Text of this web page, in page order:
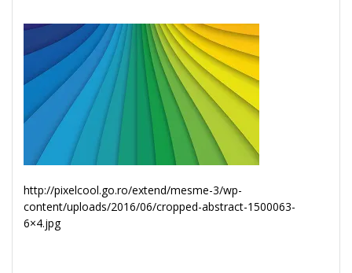
http://pixelcool.go.ro/extend/mesme-3/wp-
content/uploads/2016/06/cropped-abstract-1500063-
6×4.jpg